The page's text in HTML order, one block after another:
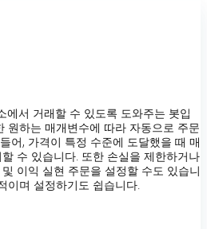
에서 거래할 수 있도록 도와주는 봇입
원하는 매개변수에 따라 자동으로 주문
어, 가격이 특정 수준에 도달했을 때 매
수 있습니다. 또한 손실을 제한하거나
이익 실현 주문을 설정할 수도 있습니
이며 설정하기도 쉽습니다.